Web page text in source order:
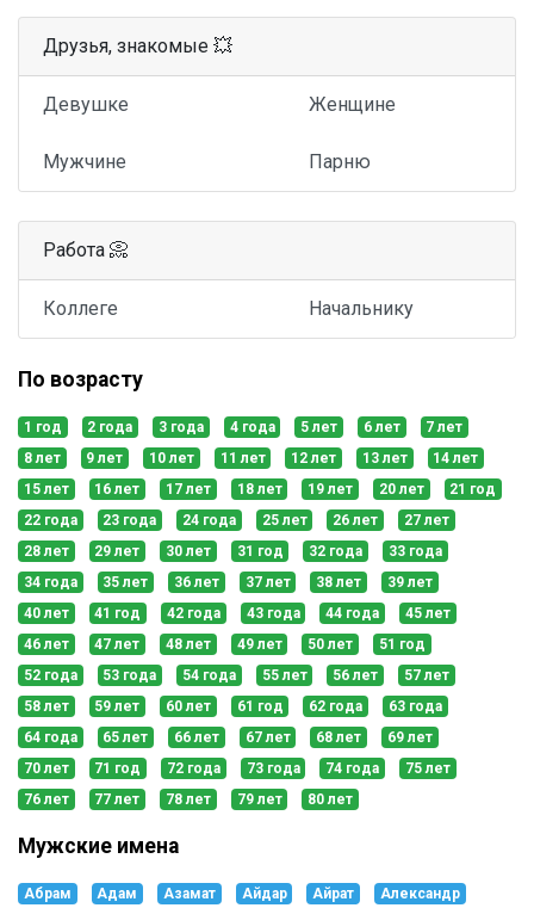
Друзья, знакомые 💥
Девушке Женщине
Мужчине Парню
Работа 📀
Коллеге Начальнику
По возрасту
1 год 2 года 3 года 4 года 5 лет 6 лет
7 лет
8 лет
9 лет 10 лет 11 лет 12 лет 13 лет
14 лет
15 лет
16 лет 17 лет 18 лет 19 лет 20 лет
21 год
22 года
23 года 24 года 25 лет 26 лет
27 лет
28 лет
29 лет 30 лет 31 год 32 года
33 года
34 года
35 лет 36 лет 37 лет 38 лет
39 лет
40 лет
41 год 42 года 43 года 44 года
45 лет
46 лет
47 лет 48 лет 49 лет 50 лет
51 год
52 года
53 года 54 года 55 лет 56 лет
57 лет
58 лет
59 лет 60 лет 61 год 62 года
63 года
64 года
65 лет 66 лет 67 лет 68 лет
69 лет
70 лет
71 год 72 года 73 года 74 года
75 лет
76 лет
77 лет 78 лет 79 лет 80 лет
Мужские имена
Абрам Адам Азамат Айдар Айрат
Александр